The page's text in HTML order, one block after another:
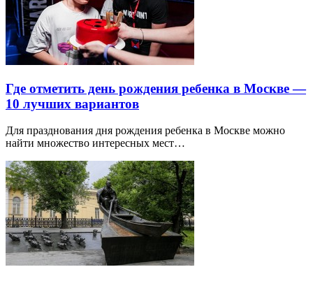
Где отметить день рождения ребенка в Москве —
10 лучших вариантов
Для празднования дня рождения ребенка в Москве можно
найти множество интересных мест…